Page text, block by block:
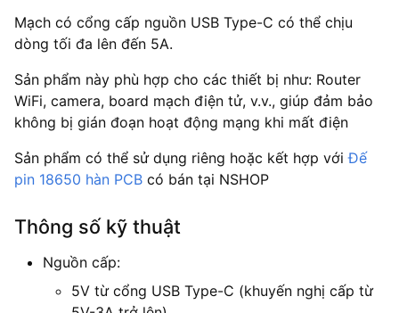
Mạch có cổng cấp nguồn USB Type-C có thể chịu
dòng tối đa lên đến 5A.
Sản phẩm này phù hợp cho các thiết bị như: Router
WiFi, camera, board mạch điện tử, v.v., giúp đảm bảo
không bị gián đoạn hoạt động mạng khi mất điện
Sản phẩm có thể sử dụng riêng hoặc kết hợp vớiĐế
pin 18650 hàn PCB có bán tại NSHOP
Thông số kỹ thuật
Nguồn cấp:
5V từ cổng USB Type-C (khuyến nghị cấp từ